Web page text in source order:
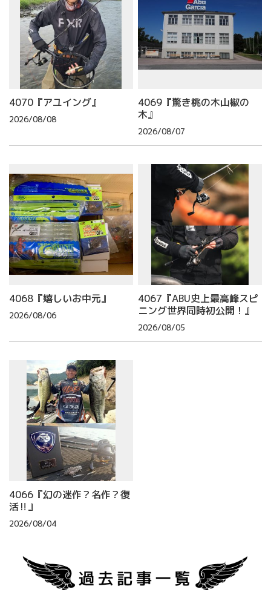
4070『アユイング』
2026/08/08
4069『驚き桃の木山椒の
木』
2026/08/07
4068『嬉しいお中元』
2026/08/06
4067『ABU史上最高峰スピ
ニング世界同時初公開！』
2026/08/05
4066『幻の迷作？名作？復
活‼』
2026/08/04